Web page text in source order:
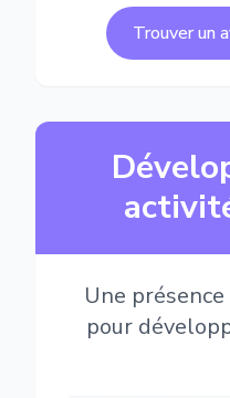
Trouver un
Une
pour